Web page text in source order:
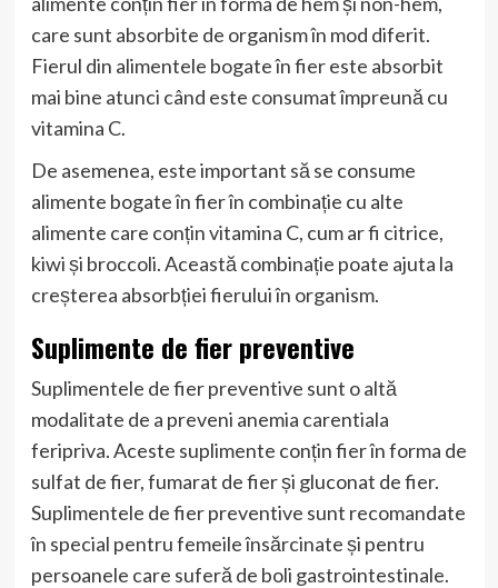
care sunt absorbite de organism în mod diferit.
Fierul din alimentele bogate în fier este absorbit
mai bine atunci când este consumat împreună cu
vitamina C.
De asemenea, este important să se consume
alimente bogate în fier în combinație cu alte
alimente care conțin vitamina C, cum ar fi citrice,
kiwi și broccoli. Această combinație poate ajuta la
creșterea absorbției fierului în organism.
Suplimente de fier preventive
Suplimentele de fier preventive sunt o altă
modalitate de a preveni anemia carentiala
feripriva. Aceste suplimente conțin fier în forma de
sulfat de fier, fumarat de fier și gluconat de fier.
Suplimentele de fier preventive sunt recomandate
în special pentru femeile însărcinate și pentru
persoanele care suferă de boli gastrointestinale.